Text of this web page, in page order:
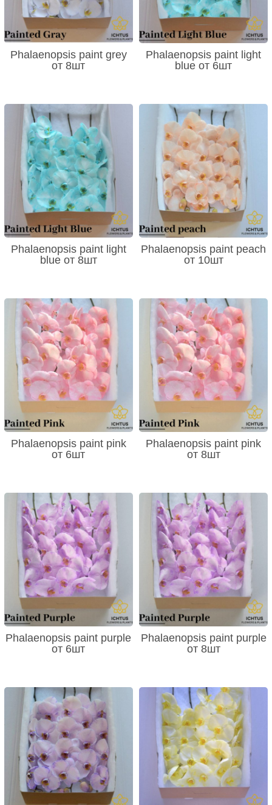
Phalaenopsis paint grey
от 8шт
Phalaenopsis paint light
blue от 6шт
Phalaenopsis paint light
blue от 8шт
Phalaenopsis paint peach
от 10шт
Phalaenopsis paint pink
от 6шт
Phalaenopsis paint pink
от 8шт
Phalaenopsis paint purple
от 6шт
Phalaenopsis paint purple
от 8шт